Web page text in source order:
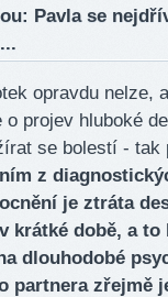
Pavla se
opravdu nelze,
o projev hluboké
se bolestí - tak
z
je ztráta
krátké době, a to
dlouhodobé
partnera zřejmě